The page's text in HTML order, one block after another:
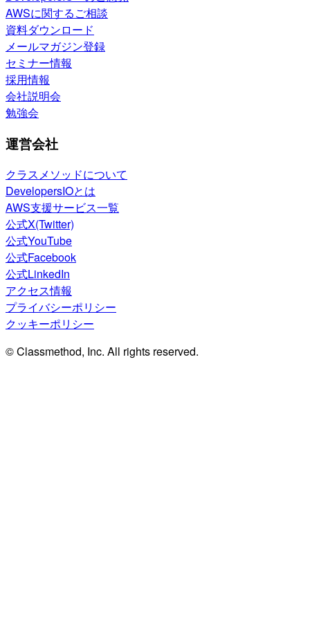
AWSに関するご相談
資料ダウンロード
メールマガジン登録
セミナー情報
採用情報
会社説明会
勉強会
運営会社
クラスメソッドについて
DevelopersIOとは
AWS支援サービス一覧
公式X(Twitter)
公式YouTube
公式Facebook
公式LinkedIn
アクセス情報
プライバシーポリシー
クッキーポリシー
© Classmethod, Inc. All rights reserved.